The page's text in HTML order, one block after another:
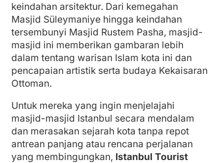
keindahan arsitektur. Dari kemegahan
Masjid Süleymaniye hingga keindahan
tersembunyi Masjid Rustem Pasha, masjid-
masjid ini memberikan gambaran lebih
dalam tentang warisan Islam kota ini dan
pencapaian artistik serta budaya Kekaisaran
Ottoman.
Untuk mereka yang ingin menjelajahi
masjid-masjid Istanbul secara mendalam
dan merasakan sejarah kota tanpa repot
antrean panjang atau rencana perjalanan
yang membingungkan, Istanbul Tourist